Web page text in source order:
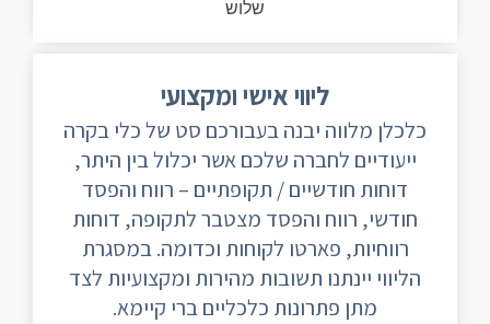
ליווי אישי ומקצועי
כלכלן מלווה יבנה בעבורכם סט של כלי בקרה
ייעודיים לחברה שלכם אשר יכלול בין היתר,
דוחות חודשיים / תקופתיים – רווח והפסד
חודשי, רווח והפסד מצטבר לתקופה, דוחות
רווחיות, פארטו לקוחות וכדומה. במסגרת
הליווי יינתנו תשובות מהירות ומקצועיות לצד
מתן פתרונות כלכליים ברי קיימא.